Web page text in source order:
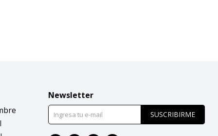
Newsletter
SUSCRIBIRME